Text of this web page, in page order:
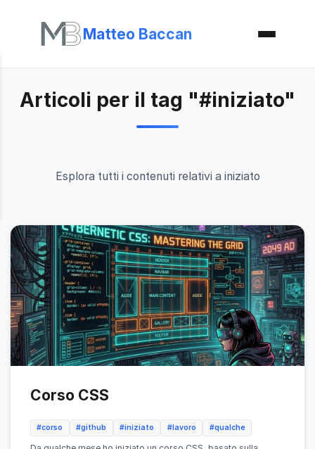
Matteo Baccan
Articoli per il tag "#iniziato"
Esplora tutti i contenuti relativi a iniziato
Corso CSS
#corso #github #iniziato #lavoro #qualche